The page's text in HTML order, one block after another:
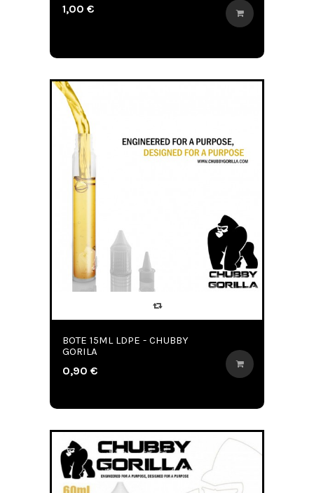
1,00 €
BOTE 15ML LDPE - CHUBBY
GORILA
0,90 €